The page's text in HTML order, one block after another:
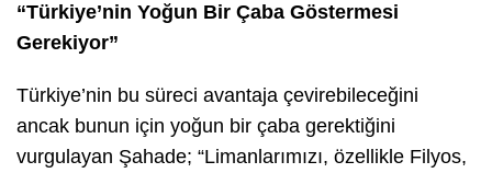
“Türkiye’nin Yoğun Bir Çaba Göstermesi
Gerekiyor”
Türkiye’nin bu süreci avantaja çevirebileceğini
ancak bunun için yoğun bir çaba gerektiğini
vurgulayan Şahade; “Limanlarımızı, özellikle Filyos,